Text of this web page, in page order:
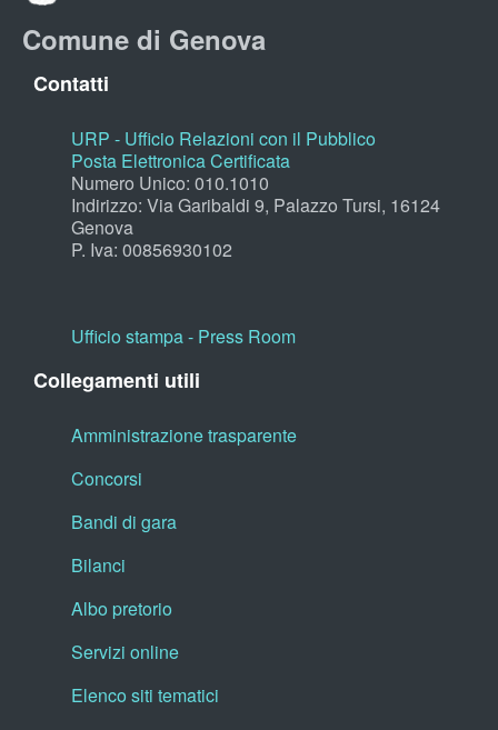
Comune di Genova
Contatti
URP - Ufficio Relazioni con il Pubblico
Posta Elettronica Certificata
Numero Unico: 010.1010
Indirizzo: Via Garibaldi 9, Palazzo Tursi, 16124
Genova
P. Iva: 00856930102
Ufficio stampa - Press Room
Collegamenti utili
Amministrazione trasparente
Concorsi
Bandi di gara
Bilanci
Albo pretorio
Servizi online
Elenco siti tematici